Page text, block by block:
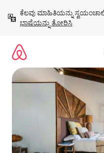
ಹೋಗಿ
ಕೆಲವು ಮಾಹಿತಿಯನ್ನು
ಭಾಷೆಯನ್ನು ತೋರಿಸಿ